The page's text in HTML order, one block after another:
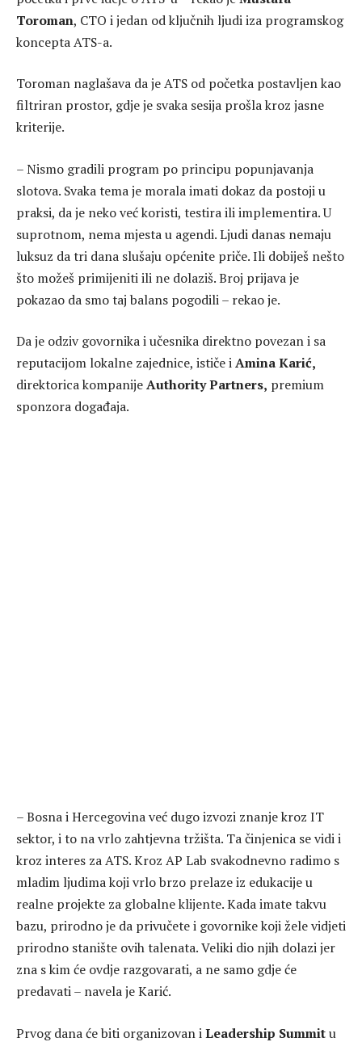
Toroman, CTO i jedan od ključnih ljudi iza programskog
koncepta ATS-a.
Toroman naglašava da je ATS od početka postavljen kao
filtriran prostor, gdje je svaka sesija prošla kroz jasne
kriterije.
– Nismo gradili program po principu popunjavanja
slotova. Svaka tema je morala imati dokaz da postoji u
praksi, da je neko već koristi, testira ili implementira. U
suprotnom, nema mjesta u agendi. Ljudi danas nemaju
luksuz da tri dana slušaju općenite priče. Ili dobiješ nešto
što možeš primijeniti ili ne dolaziš. Broj prijava je
pokazao da smo taj balans pogodili – rekao je.
Da je odziv govornika i učesnika direktno povezan i sa
reputacijom lokalne zajednice, ističe iAmina Karić,
direktorica kompanijeAuthority Partners, premium
sponzora događaja.
– Bosna i Hercegovina već dugo izvozi znanje kroz IT
sektor, i to na vrlo zahtjevna tržišta. Ta činjenica se vidi i
kroz interes za ATS. Kroz AP Lab svakodnevno radimo s
mladim ljudima koji vrlo brzo prelaze iz edukacije u
realne projekte za globalne klijente. Kada imate takvu
bazu, prirodno je da privučete i govornike koji žele vidjeti
prirodno stanište ovih talenata. Veliki dio njih dolazi jer
zna s kim će ovdje razgovarati, a ne samo gdje će
predavati – navela je Karić.
Prvog dana će biti organizovan iLeadership Summitu